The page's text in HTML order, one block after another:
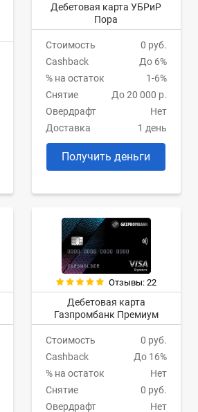
Дебетовая карта УБРиР
Пора
Стоимость
0 руб.
Cashback
До 6%
% на остаток
1-6%
Снятие
До 20 000 р.
Овердрафт
Нет
Доставка
1 день
Получить деньги
Отзывы: 22
Дебетовая карта
Газпромбанк Премиум
Стоимость
0 руб.
Cashback
До 16%
% на остаток
Нет
Снятие
0 руб.
Овердрафт
Нет